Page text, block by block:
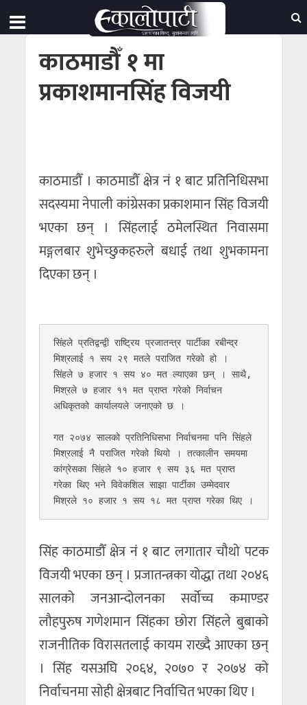
काठमाडौँ १ मा
प्रकाशमानसिंह विजयी
काठमाडौँ । काठमाडौँ क्षेत्र नं १ बाट प्रतिनिधिसभा
सदस्यमा नेपाली कांग्रेसका प्रकाशमान सिंह विजयी
भएका छन् । सिंहलाई ठमेलस्थित निवासमा
मङ्गलबार शुभेच्छुकहरुले बधाई तथा शुभकामना
दिएका छन् ।
सिंहले प्रतिद्वन्द्वी राष्ट्रिय प्रजातन्त्र पार्टीका रबीन्द्र
मिश्रलाई १ सय २९ मतले पराजित गरेको हो ।
सिंहले ७ हजार १ सय ४० मत ल्याएका छन् । साथै,
मिश्रले ७ हजार ११ मत प्राप्त गरेको निर्वाचन
अधिकृतको कार्यालयले जनाएको छ ।
गत २०७४ सालको प्रतिनिधिसभा निर्वाचनमा पनि सिंहले
मिश्रलाई नै पराजित गरेको थियो । तत्कालीन समयमा
कांग्रेसका सिंहले १० हजार ९ सय ३६ मत प्राप्त
गरेका थिए भने विवेकशिल साझा पार्टीका उम्मेदवार
सिंह काठमाडौँ क्षेत्र नं १ बाट लगातार चौथो पटक
विजयी भएका छन् । प्रजातन्त्रका योद्धा तथा २०४६
सालको जनआन्दोलनका सर्वोच्च कमाण्डर
लौहपुरुष गणेशमान सिंहका छोरा सिंहले बुबाको
राजनीतिक विरासतलाई कायम राख्दै आएका छन्
। सिंह यसअघि २०६४, २०७० र २०७४ को
निर्वाचनमा सोही क्षेत्रबाट निर्वाचित भएका थिए ।